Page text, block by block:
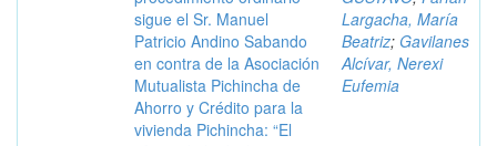
sigue el Sr. Manuel
Patricio Andino Sabando
en contra de la Asociación
Mutualista Pichincha de
Ahorro y Crédito para la
vivienda Pichincha: “El
Largacha, María
Beatriz; Gavilanes
Alcívar, Nerexi
Eufemia